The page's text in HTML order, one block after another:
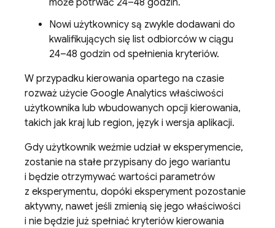
może potrwać 24–48 godzin.
Nowi użytkownicy są zwykle dodawani do
kwalifikujących się list odbiorców w ciągu
24–48 godzin od spełnienia kryteriów.
W przypadku kierowania opartego na czasie
rozważ użycie Google Analytics właściwości
użytkownika lub wbudowanych opcji kierowania,
takich jak kraj lub region, język i wersja aplikacji.
Gdy użytkownik weźmie udział w eksperymencie,
zostanie na stałe przypisany do jego wariantu
i będzie otrzymywać wartości parametrów
z eksperymentu, dopóki eksperyment pozostanie
aktywny, nawet jeśli zmienią się jego właściwości
i nie będzie już spełniać kryteriów kierowania